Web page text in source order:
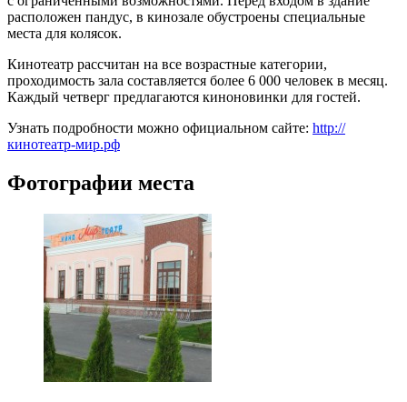
расположен пандус, в кинозале обустроены специальные
места для колясок.
Кинотеатр рассчитан на все возрастные категории,
проходимость зала составляется более 6 000 человек в месяц.
Каждый четверг предлагаются киноновинки для гостей.
Узнать подробности можно официальном сайте: http://
кинотеатр-мир.рф
Фотографии места